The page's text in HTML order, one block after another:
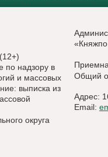
по надзору в
и массовых
выписка из
округа
Общий
Адрес:
Email: